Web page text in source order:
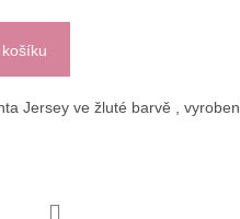
Jersey ve žluté barvě ,